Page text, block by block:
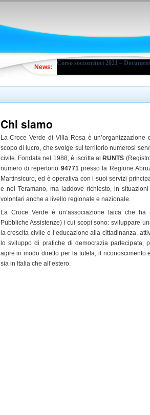
News:
Corso soccorritori 2021 –
Chi siamo
La Croce Verde di Villa Rosa è
scopo di lucro, che svolge sul territorio numerosi
civile. Fondata nel 1988, è iscritta al RUNTS
numero di repertorio 94771presso la Regione
Martinsicuro, ed è operativa con i suoi servizi
e nel Teramano, ma laddove richiesto, in
volontari anche a livello regionale e nazionale.
La Croce Verde è un’associazione laica che ha
Pubbliche Assistenze) i cui scopi sono: sviluppare
la crescita civile e l’educazione alla cittadinanza,
lo sviluppo di pratiche di democrazia partecipata,
agire in modo diretto per la tutela, il riconoscimento
sia in Italia che all’estero.